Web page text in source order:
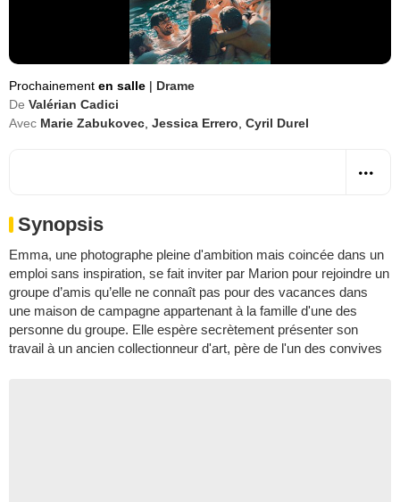
Prochainement en salle | Drame
De Valérian Cadici
Avec Marie Zabukovec Jessica Errero Cyril Durel
Synopsis
Emma, une photographe pleine d'ambition mais coincée dans un
emploi sans inspiration, se fait inviter par Marion pour rejoindre un
groupe d’amis qu’elle ne connaît pas pour des vacances dans
une maison de campagne appartenant à la famille d'une des
personne du groupe. Elle espère secrètement présenter son
travail à un ancien collectionneur d'art, père de l'un des convives